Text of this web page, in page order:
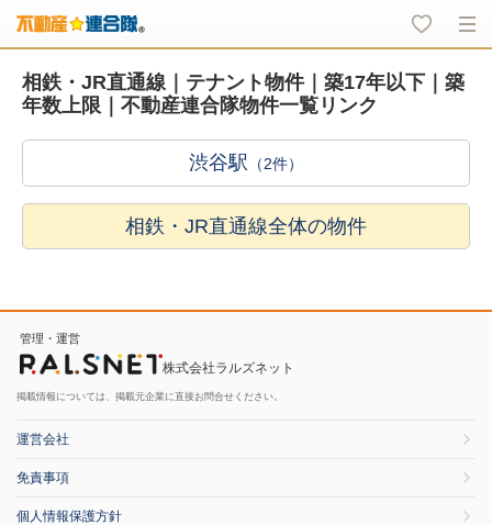
相鉄・JR直通線｜テナント物件｜築17年以下｜築
年数上限｜不動産連合隊物件一覧リンク
渋谷駅 （2件）
相鉄・JR直通線全体の物件
管理・運営
株式会社ラルズネット
掲載情報については、掲載元企業に直接お問合せください。
運営会社
免責事項
個人情報保護方針